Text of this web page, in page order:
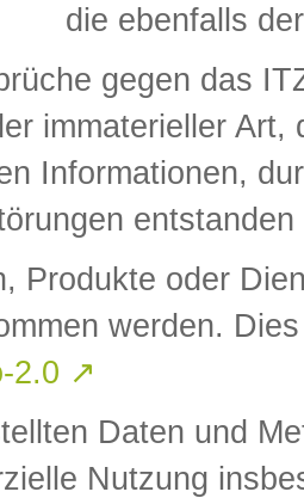
die ebenfalls
gegen das
immaterieller
Informationen,
Produkte oder
werden.
2.0 ↗
Daten und
Nutzung